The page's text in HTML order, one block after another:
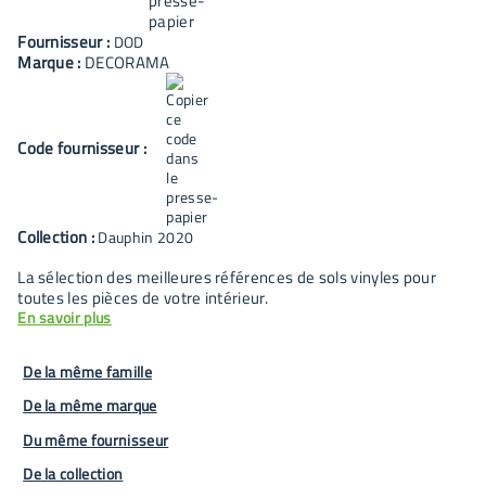
Fournisseur : DOD
Marque : DECORAMA
Code fournisseur :
Collection :Dauphin 2020
La sélection des meilleures références de sols vinyles pour
toutes les pièces de votre intérieur.
En savoir plus
De la même famille
De la même marque
Du même fournisseur
De la collection